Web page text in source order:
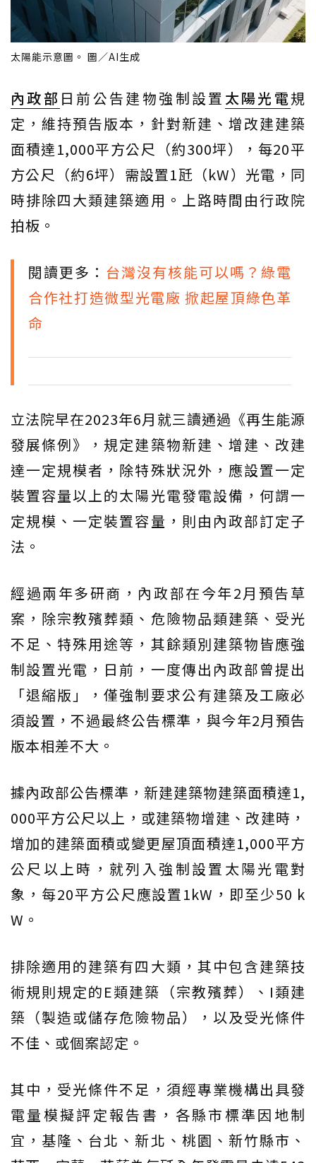
太陽能示意圖。 圖／AI生成
內政部 日前公告建物強制設置 太陽光電規
定，維持預告版本，針對新建、增改建建築
面積達1,000平方公尺（約300坪），每20平
方公尺（約6坪）需設置1瓩（kW）光電，同
時排除四大類建築適用。上路時間由行政院
拍板。
閱讀更多： 台灣沒有核能可以嗎？綠電
合作社打造微型光電廠 掀起屋頂綠色革
命
立法院早在2023年6月就三讀通過《再生能源
發展條例》，規定建築物新建、增建、改建
達一定規模者，除特殊狀況外，應設置一定
裝置容量以上的太陽光電發電設備，何謂一
定規模、一定裝置容量，則由內政部訂定子
法。
經過兩年多研商，內政部在今年2月預告草
案，除宗教殯葬類、危險物品類建築、受光
不足、特殊用途等，其餘類別建築物皆應強
制設置光電，日前，一度傳出內政部曾提出
「退縮版」，僅強制要求公有建築及工廠必
須設置，不過最終公告標準，與今年2月預告
版本相差不大。
據內政部公告標準，新建建築物建築面積達1,
000平方公尺以上，或建築物增建、改建時，
增加的建築面積或變更屋頂面積達1,000平方
公尺以上時，就列入強制設置太陽光電對
象，每20平方公尺應設置1kW，即至少50 k
W。
排除適用的建築有四大類，其中包含建築技
術規則規定的E類建築（宗教殯葬）、I類建
築（製造或儲存危險物品），以及受光條件
不佳、或個案認定。
其中，受光條件不足，須經專業機構出具發
電量模擬評定報告書，各縣市標準因地制
宜，基隆、台北、新北、桃園、新竹縣市、